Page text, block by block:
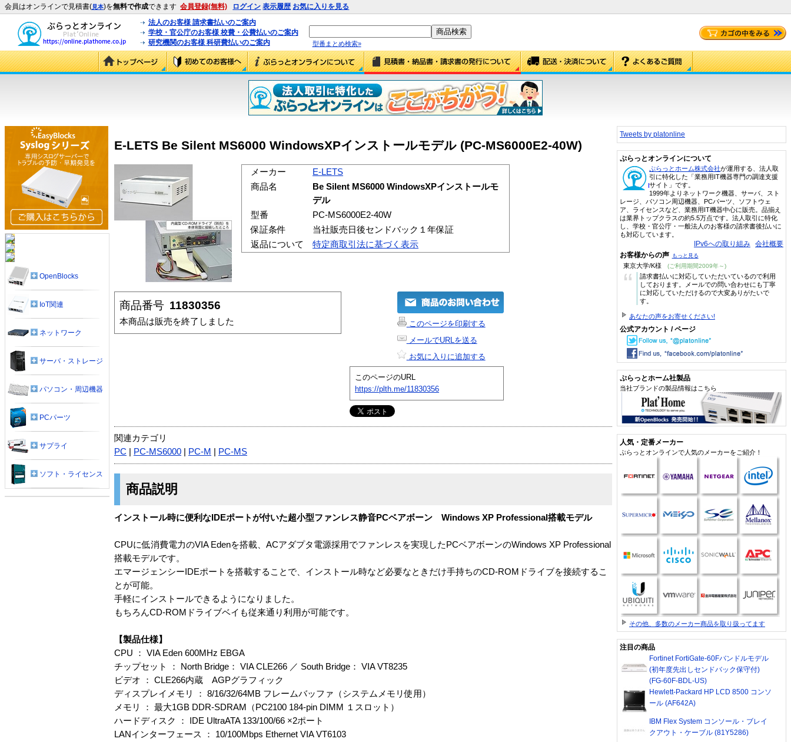
会員はオンラインで見積書(見本)を無料で作成できます 会員登録(無料) ログイン 表示履歴 お気に入りを見る
法人のお客様 請求書払いのご案内
学校・官公庁のお客様 校費・公費払いのご案内
研究機関のお客様 科研費払いのご案内
型番まとめ検索»
E-LETS Be Silent MS6000 WindowsXPインストールモデル (PC-MS6000E2-40W)
メーカー
E-LETS
商品名
Be Silent MS6000 WindowsXPインストールモ
デル
型番
PC-MS6000E2-40W
保証条件
当社販売日後センドバック１年保証
返品について
特定商取引法に基づく表示
商品番号 11830356
本商品は販売を終了しました
このページを印刷する
メールでURLを送る
お気に入りに追加する
このページのURL
https://plth.me/11830356
関連カテゴリ
PC
PC-MS6000 PC-M PC-MS
商品説明
インストール時に便利なIDEポートが付いた超小型ファンレス静音PCベアボーン Windows XP Professional搭載モデル
CPUに低消費電力のVIA Edenを搭載、ACアダプタ電源採用でファンレスを実現したPCベアボーンのWindows XP Professional
搭載モデルです。
エマージェンシーIDEポートを搭載することで、インストール時など必要なときだけ手持ちのCD-ROMドライブを接続するこ
とが可能。
手軽にインストールできるようになりました。
もちろんCD-ROMドライブベイも従来通り利用が可能です。
【製品仕様】
CPU ： VIA Eden 600MHz EBGA
チップセット ： North Bridge： VIA CLE266 ／ South Bridge： VIA VT8235
ビデオ ： CLE266内蔵 AGPグラフィック
ディスプレイメモリ ： 8/16/32/64MB フレームバッファ（システムメモリ使用）
メモリ ： 最大1GB DDR-SDRAM（PC2100 184-pin DIMM １スロット）
ハードディスク ： IDE UltraATA 133/100/66 ×2ポート
LANインターフェース ： 10/100Mbps Ethernet VIA VT6103
OpenBlocks
IoT関連
ネットワーク
サーバ・ストレージ
パソコン・周辺機器
PCパーツ
サプライ
ソフト・ライセンス
Tweets by platonline
ぷらっとオンラインについて
ぷらっとホーム株式会社が運用する、法人取
引に特化した「業務用IT機器専門の調達支援
サイト」です。
1999年よりネットワーク機器、サーバ、スト
レージ、パソコン周辺機器、PCパーツ、ソフトウェ
ア、ライセンスなど、業務用IT機器中心に販売。品揃え
は業界トップクラスの約5.5万点です。法人取引に特化
し、学校・官公庁・一般法人のお客様の請求書後払いに
も対応しています。
IPv6への取り組み 会社概要
お客様からの声 もっと見る
東京大学/K様 (ご利用期間2009年～)
“
請求書払いに対応していただいているので利用
しております。メールでの問い合わせにも丁寧
に対応していただけるので大変ありがたいで
す。
あなたの声をお寄せください!
公式アカウント / ページ
ぷらっとホーム社製品
当社ブランドの製品情報はこちら
人気・定番メーカー
ぷらっとオンラインで人気のメーカーをご紹介！
その他、多数のメーカー商品を取り扱ってます
注目の商品
Fortinet FortiGate-60Fバンドルモデル
(初年度先出しセンドバック保守付)
(FG-60F-BDL-US)
Hewlett-Packard HP LCD 8500 コンソ
ール (AF642A)
IBM Flex System コンソール・ブレイ
クアウト・ケーブル (81Y5286)